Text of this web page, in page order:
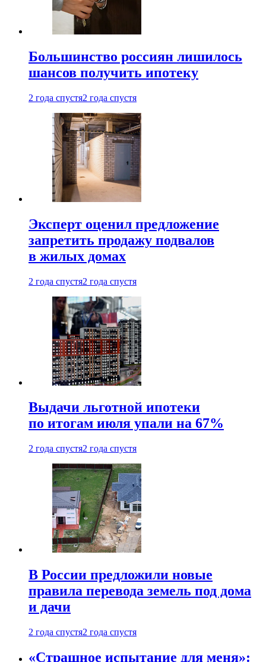
Большинство россиян лишилось
шансов получить ипотеку
2 года спустя2 года спустя
Эксперт оценил предложение
запретить продажу подвалов
в жилых домах
2 года спустя2 года спустя
Выдачи льготной ипотеки
по итогам июля упали на 67%
2 года спустя2 года спустя
В России предложили новые
правила перевода земель под дома
и дачи
2 года спустя2 года спустя
«Страшное испытание для меня»: